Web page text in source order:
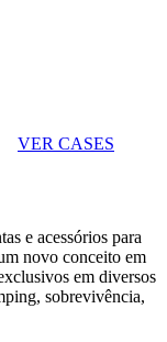
VER CASES
e acessórios para
novo conceito em
em diversos
sobrevivência,